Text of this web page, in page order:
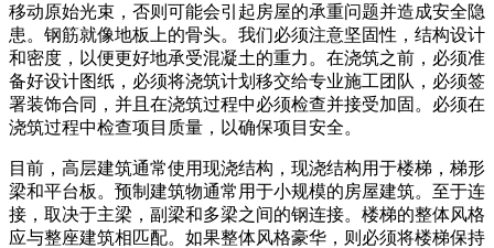
移动原始光束，否则可能会引起房屋的承重问题并造成安全隐
患。钢筋就像地板上的骨头。我们必须注意坚固性，结构设计
和密度，以便更好地承受混凝土的重力。在浇筑之前，必须准
备好设计图纸，必须将浇筑计划移交给专业施工团队，必须签
署装饰合同，并且在浇筑过程中必须检查并接受加固。必须在
浇筑过程中检查项目质量，以确保项目安全。
目前，高层建筑通常使用现浇结构，现浇结构用于楼梯，梯形
梁和平台板。预制建筑物通常用于小规模的房屋建筑。至于连
接，取决于主梁，副梁和多梁之间的钢连接。楼梯的整体风格
应与整座建筑相匹配。如果整体风格豪华，则必须将楼梯保持